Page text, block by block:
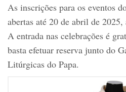
As inscrições para os eventos
abertas até 20 de abril de
A entrada nas celebrações é
basta efetuar reserva junto do
Litúrgicas do Papa.